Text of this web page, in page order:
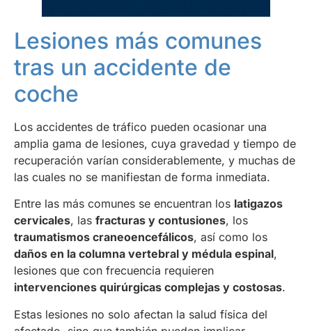
Lesiones más comunes
tras un accidente de
coche
Los accidentes de tráfico pueden ocasionar una
amplia gama de lesiones, cuya gravedad y tiempo de
recuperación varían considerablemente, y muchas de
las cuales no se manifiestan de forma inmediata.
Entre las más comunes se encuentran los latigazos
cervicales, las fracturas y contusiones, los
traumatismos craneoencefálicos, así como los
daños en la columna vertebral y médula espinal,
lesiones que con frecuencia requieren
intervenciones quirúrgicas complejas y costosas.
Estas lesiones no solo afectan la salud física del